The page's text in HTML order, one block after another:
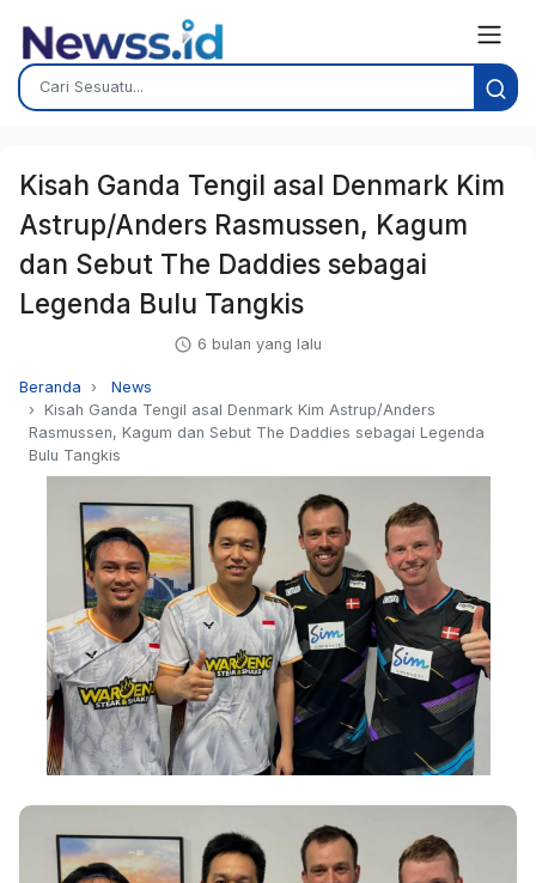
Kisah Ganda Tengil asal Denmark Kim
Astrup/Anders Rasmussen, Kagum
dan Sebut The Daddies sebagai
Legenda Bulu Tangkis
6 bulan yang lalu
Beranda
News
Kisah Ganda Tengil asal Denmark Kim Astrup/Anders
Rasmussen, Kagum dan Sebut The Daddies sebagai Legenda
Bulu Tangkis